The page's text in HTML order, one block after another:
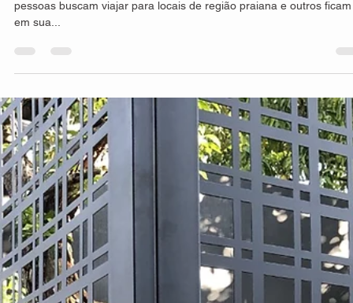
hsprecisao
Cobertura de pergolado - Área externa
Nesta época de altas temperaturas como o verão, maioria das
pessoas buscam viajar para locais de região praiana e outros ficam
em sua...